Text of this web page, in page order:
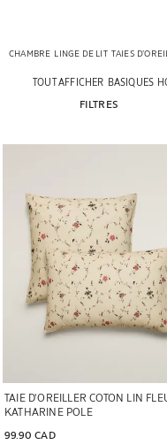
CHAMBRE LINGE DE LIT TAIES
TOUT AFFICHER BASIQUES
FILTRES
TAIE D’OREILLER COTON LIN
KATHARINE POLE
99.90 CAD
Image changée en 1 de 6